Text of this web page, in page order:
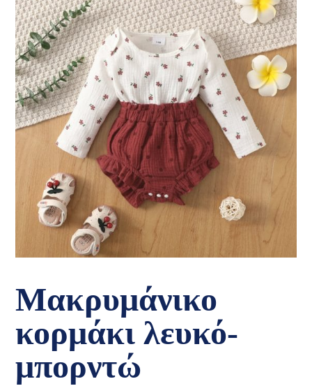
Μακρυμάνικο
κορμάκι λευκό-
μπορντώ